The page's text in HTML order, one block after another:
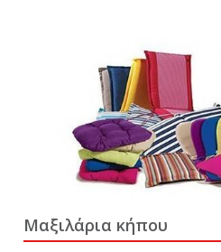
Μαξιλάρια κήπου